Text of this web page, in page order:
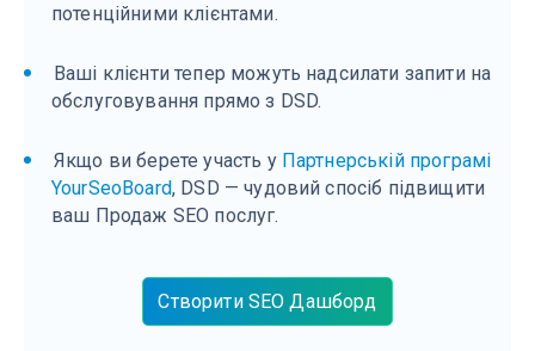
потенційними клієнтами.
Ваші клієнти тепер можуть надсилати запити на
обслуговування прямо з DSD.
Якщо ви берете участь у Партнерській програмі
YourSeoBoard, DSD — чудовий спосіб підвищити
ваш Продаж SEO послуг.
Створити SEO Дашборд